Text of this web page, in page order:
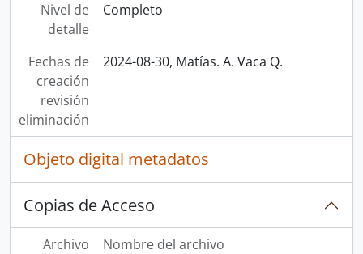
Nivel de
detalle
Completo
Fechas de
creación
revisión
eliminación
2024-08-30, Matías. A. Vaca Q.
Objeto digital metadatos
Copias de Acceso
Archivo
Nombre del archivo